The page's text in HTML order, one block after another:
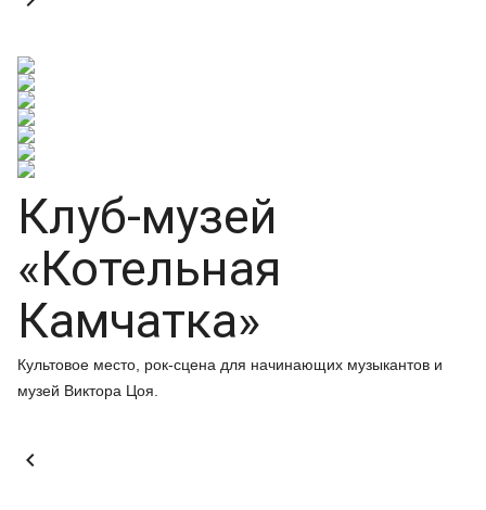
Клуб-музей
«Котельная
Камчатка»
Культовое место, рок-сцена для начинающих музыкантов и
музей Виктора Цоя.
